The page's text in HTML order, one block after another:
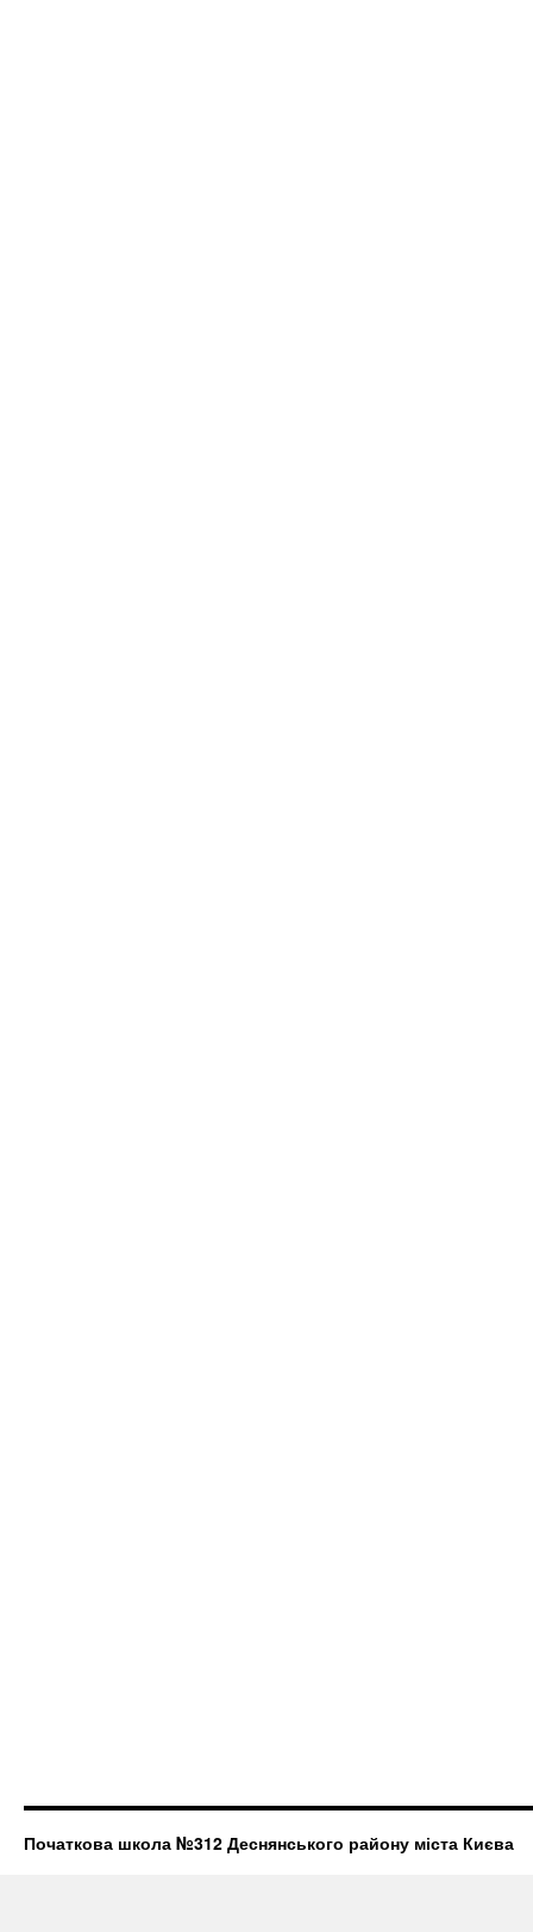
Початкова школа №312 Деснянського району міста Києва